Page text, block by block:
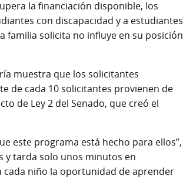
la financiación disponible, los
con discapacidad y a estudiantes
familia solicita no influye en su posición
muestra que los solicitantes
de cada 10 solicitantes provienen de
de Ley 2 del Senado, que creó el
este programa está hecho para ellos”,
y tarda solo unos minutos en
cada niño la oportunidad de aprender